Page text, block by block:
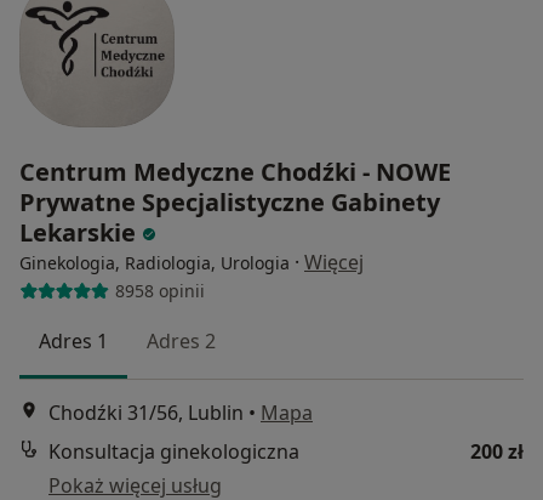
Centrum Medyczne Chodźki - NOWE
Prywatne Specjalistyczne Gabinety
Lekarskie
Ginekologia, Radiologia, Urologia · Więcej
8958 opinii
Adres 1 Adres 2
Chodźki 31/56, Lublin • Mapa
Konsultacja ginekologiczna
200 zł
Pokaż więcej usług